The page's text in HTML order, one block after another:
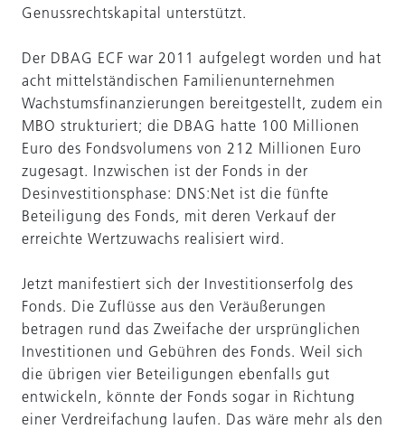
Genussrechtskapital unterstützt.
Der DBAG ECF war 2011 aufgelegt worden und hat
acht mittelständischen Familienunternehmen
Wachstumsfinanzierungen bereitgestellt, zudem ein
MBO strukturiert; die DBAG hatte 100 Millionen
Euro des Fondsvolumens von 212 Millionen Euro
zugesagt. Inzwischen ist der Fonds in der
Desinvestitionsphase: DNS:Net ist die fünfte
Beteiligung des Fonds, mit deren Verkauf der
erreichte Wertzuwachs realisiert wird.
Jetzt manifestiert sich der Investitionserfolg des
Fonds. Die Zuflüsse aus den Veräußerungen
betragen rund das Zweifache der ursprünglichen
Investitionen und Gebühren des Fonds. Weil sich
die übrigen vier Beteiligungen ebenfalls gut
entwickeln, könnte der Fonds sogar in Richtung
einer Verdreifachung laufen. Das wäre mehr als den